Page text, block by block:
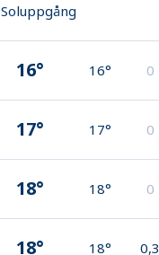
Soluppgång
16° 16° 0
17° 17° 0
18° 18° 0
18° 18° 0,3